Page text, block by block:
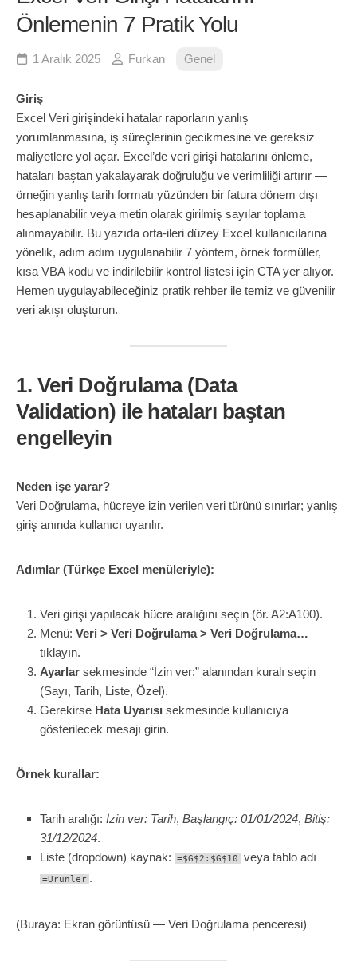
Önlemenin 7 Pratik Yolu
1 Aralık 2025 Furkan Genel
Giriş
Excel Veri girişindeki hatalar raporların yanlış
yorumlanmasına, iş süreçlerinin gecikmesine ve gereksiz
maliyetlere yol açar. Excel’de veri girişi hatalarını önleme,
hataları baştan yakalayarak doğruluğu ve verimliliği artırır —
örneğin yanlış tarih formatı yüzünden bir fatura dönem dışı
hesaplanabilir veya metin olarak girilmiş sayılar toplama
alınmayabilir. Bu yazıda orta-ileri düzey Excel kullanıcılarına
yönelik, adım adım uygulanabilir 7 yöntem, örnek formüller,
kısa VBA kodu ve indirilebilir kontrol listesi için CTA yer alıyor.
Hemen uygulayabileceğiniz pratik rehber ile temiz ve güvenilir
veri akışı oluşturun.
1. Veri Doğrulama (Data
Validation) ile hataları baştan
engelleyin
Neden işe yarar?
Veri Doğrulama, hücreye izin verilen veri türünü sınırlar; yanlış
giriş anında kullanıcı uyarılır.
Adımlar (Türkçe Excel menüleriyle):
Veri girişi yapılacak hücre aralığını seçin (ör. A2:A100).
Menü: Veri > Veri Doğrulama > Veri Doğrulama…
tıklayın.
Ayarlar sekmesinde “İzin ver:” alanından kuralı seçin
(Sayı, Tarih, Liste, Özel).
Gerekirse Hata Uyarısı sekmesinde kullanıcıya
gösterilecek mesajı girin.
Örnek kurallar:
Tarih aralığı: İzin ver: Tarih, Başlangıç: 01/01/2024, Bitiş:
31/12/2024.
Liste (dropdown) kaynak:
=$G$2:$G$10 veya tablo adı
=Urunler .
(Buraya: Ekran görüntüsü — Veri Doğrulama penceresi)